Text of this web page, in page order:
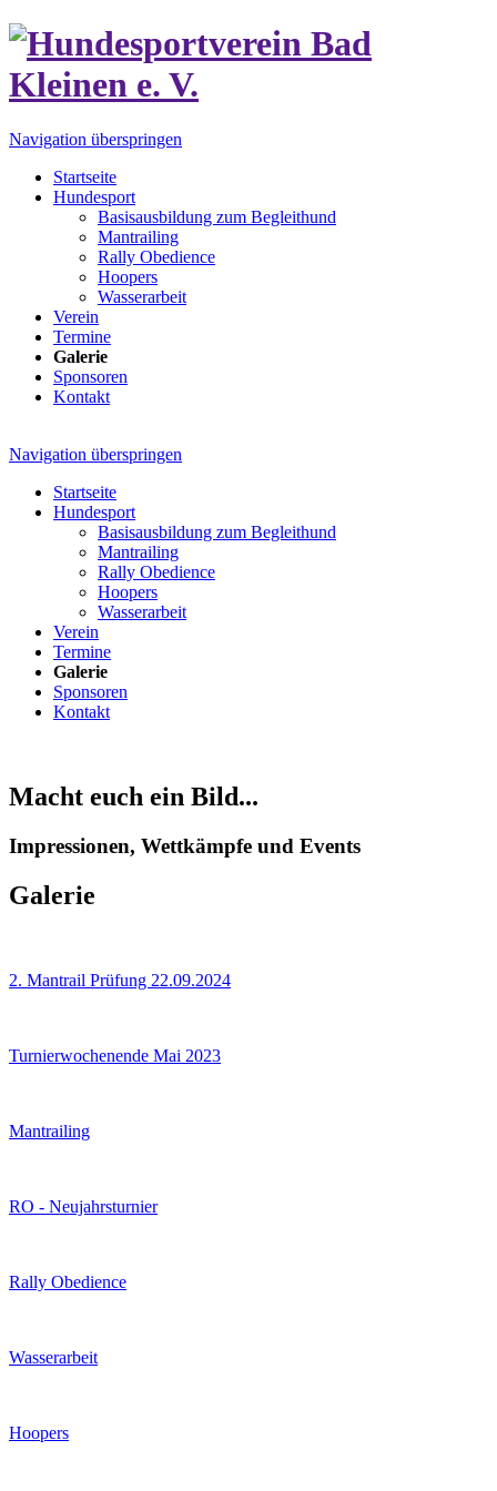
Navigation überspringen
Startseite
Hundesport
Basisausbildung zum Begleithund
Mantrailing
Rally Obedience
Hoopers
Wasserarbeit
Verein
Termine
Galerie
Sponsoren
Kontakt
Navigation überspringen
Startseite
Hundesport
Basisausbildung zum Begleithund
Mantrailing
Rally Obedience
Hoopers
Wasserarbeit
Verein
Termine
Galerie
Sponsoren
Kontakt
Macht euch ein Bild...
Impressionen, Wettkämpfe und Events
Galerie
2. Mantrail Prüfung 22.09.2024
Turnierwochenende Mai 2023
Mantrailing
RO - Neujahrsturnier
Rally Obedience
Wasserarbeit
Hoopers